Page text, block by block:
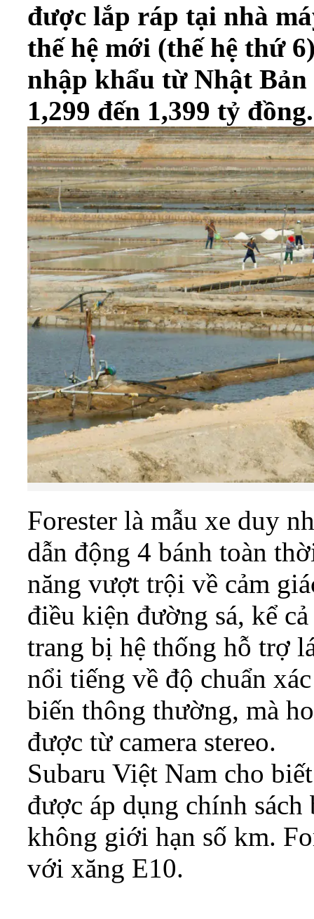
được lắp ráp tại nhà
thế hệ mới (thế hệ thứ
nhập khẩu từ Nhật
1,299 đến 1,399 tỷ đồng.
Forester là mẫu xe duy
dẫn động 4 bánh toàn
năng vượt trội về cảm
điều kiện đường sá, kể
trang bị hệ thống hỗ trợ
nổi tiếng về độ chuẩn
biến thông thường, mà
được từ camera stereo.
Subaru Việt Nam cho
được áp dụng chính
không giới hạn số km.
với xăng E10.